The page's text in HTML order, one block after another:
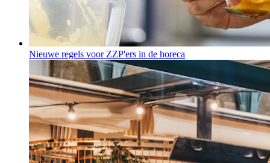
Nieuwe regels voor ZZP'ers in de horeca